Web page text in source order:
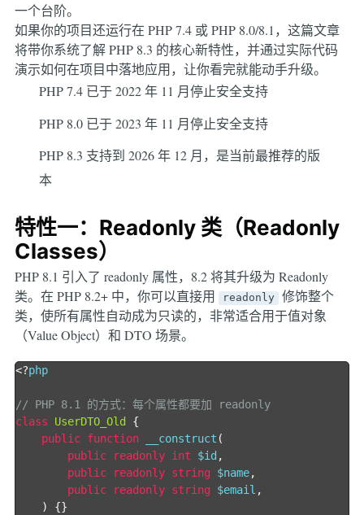
一个台阶。
如果你的项目还运行在 PHP 7.4 或 PHP 8.0/8.1，这篇文章
将带你系统了解 PHP 8.3 的核心新特性，并通过实际代码
演示如何在项目中落地应用，让你看完就能动手升级。
PHP 7.4 已于 2022 年 11 月停止安全支持
PHP 8.0 已于 2023 年 11 月停止安全支持
PHP 8.3 支持到 2026 年 12 月，是当前最推荐的版
本
特性一：Readonly 类（Readonly
Classes）
PHP 8.1 引入了 readonly 属性，8.2 将其升级为 Readonly
类。在 PHP 8.2+ 中，你可以直接用
readonly 修饰整个
类，使所有属性自动成为只读的，非常适合用于值对象
（Value Object）和 DTO 场景。
<?php
// PHP 8.1 的方式：每个属性都要加 readonly
class
UserDTO_Old
{
public function __construct (
public
readonly int $id ,
public
readonly string $name,
public
readonly string $email ,
)
{}